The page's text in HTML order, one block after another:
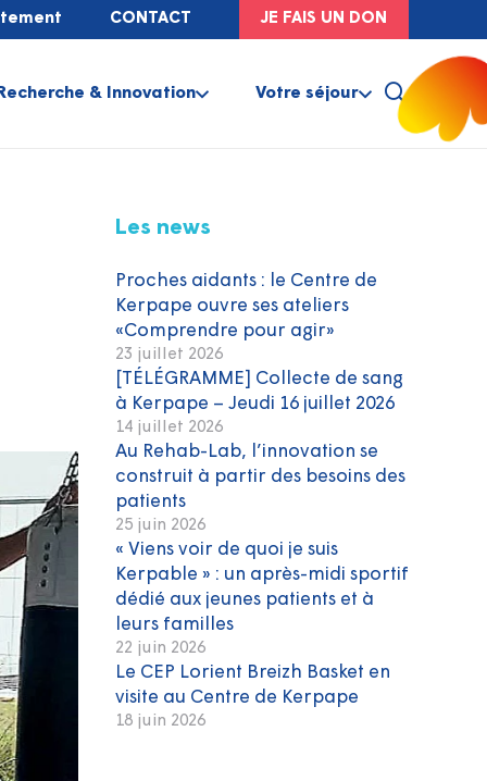
CONTACT JE FAIS UN DON
& Innovation Votre séjour
Les news
Proches aidants : le Centre de
Kerpape ouvre ses ateliers
«Comprendre pour agir»
23 juillet 2026
[TÉLÉGRAMME] Collecte de sang
à Kerpape – Jeudi 16 juillet 2026
14 juillet 2026
Au Rehab-Lab, l’innovation se
construit à partir des besoins des
patients
25 juin 2026
« Viens voir de quoi je suis
Kerpable » : un après-midi sportif
dédié aux jeunes patients et à
leurs familles
22 juin 2026
Le CEP Lorient Breizh Basket en
visite au Centre de Kerpape
18 juin 2026